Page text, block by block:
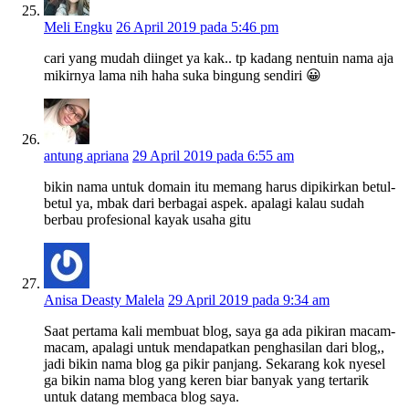
Meli Engku 26 April 2019 pada 5:46 pm
cari yang mudah diinget ya kak.. tp kadang nentuin nama aja
mikirnya lama nih haha suka bingung sendiri 😀
antung apriana 29 April 2019 pada 6:55 am
bikin nama untuk domain itu memang harus dipikirkan betul-
betul ya, mbak dari berbagai aspek. apalagi kalau sudah
berbau profesional kayak usaha gitu
Anisa Deasty Malela 29 April 2019 pada 9:34 am
Saat pertama kali membuat blog, saya ga ada pikiran macam-
macam, apalagi untuk mendapatkan penghasilan dari blog,,
jadi bikin nama blog ga pikir panjang. Sekarang kok nyesel
ga bikin nama blog yang keren biar banyak yang tertarik
untuk datang membaca blog saya.